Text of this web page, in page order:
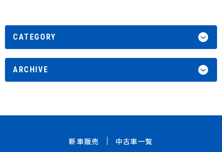
CATEGORY
ARCHIVE
新車販売
中古車一覧